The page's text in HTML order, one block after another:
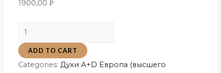
1900,00Р
Духи
Paco
Rabanne
Invictus
ADD TO CART
Categories:Духи А+D Европа (высшего